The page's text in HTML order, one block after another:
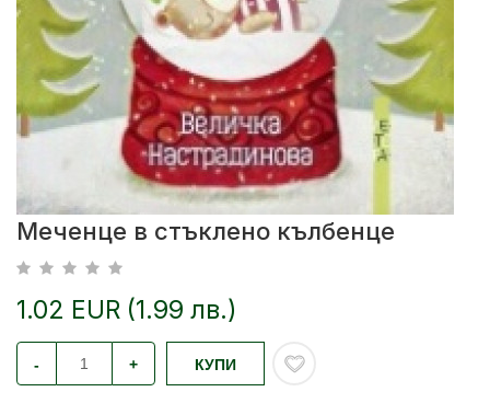
Меченце в стъклено кълбенце
1.02 EUR (1.99 лв.)
- + КУПИ